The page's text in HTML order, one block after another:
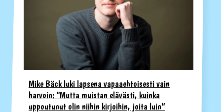
Mike Bäck luki lapsena vapaaehtoisesti vain
harvoin: ”Mutta muistan elävästi, kuinka
uppoutunut olin niihin kirjoihin, joita luin”